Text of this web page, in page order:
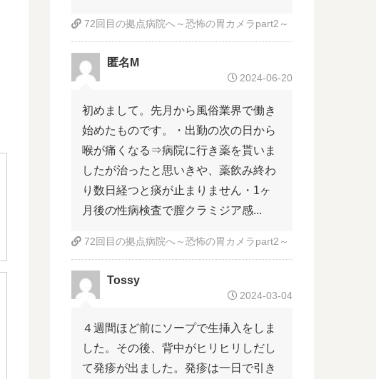
72回目の拠点病院へ～恐怖の胃カメラpart2～
匿名M
2024-06-20
初めまして。先月から風俗業界で働き
始めたものです。・出勤の次の日から
喉が痛くなる⇒病院に行き薬を貰いま
したが治ったと思いきや、薬飲み終わ
り数日経つと痰が止まりません・1ヶ
月後の性病検査で膣クラミジア感...
72回目の拠点病院へ～恐怖の胃カメラpart2～
Tossy
2024-03-04
４週間ほど前にソープで生挿入をしま
した。その後、背中がヒリヒリしだし
て発疹が出ました。発疹は一日で引き